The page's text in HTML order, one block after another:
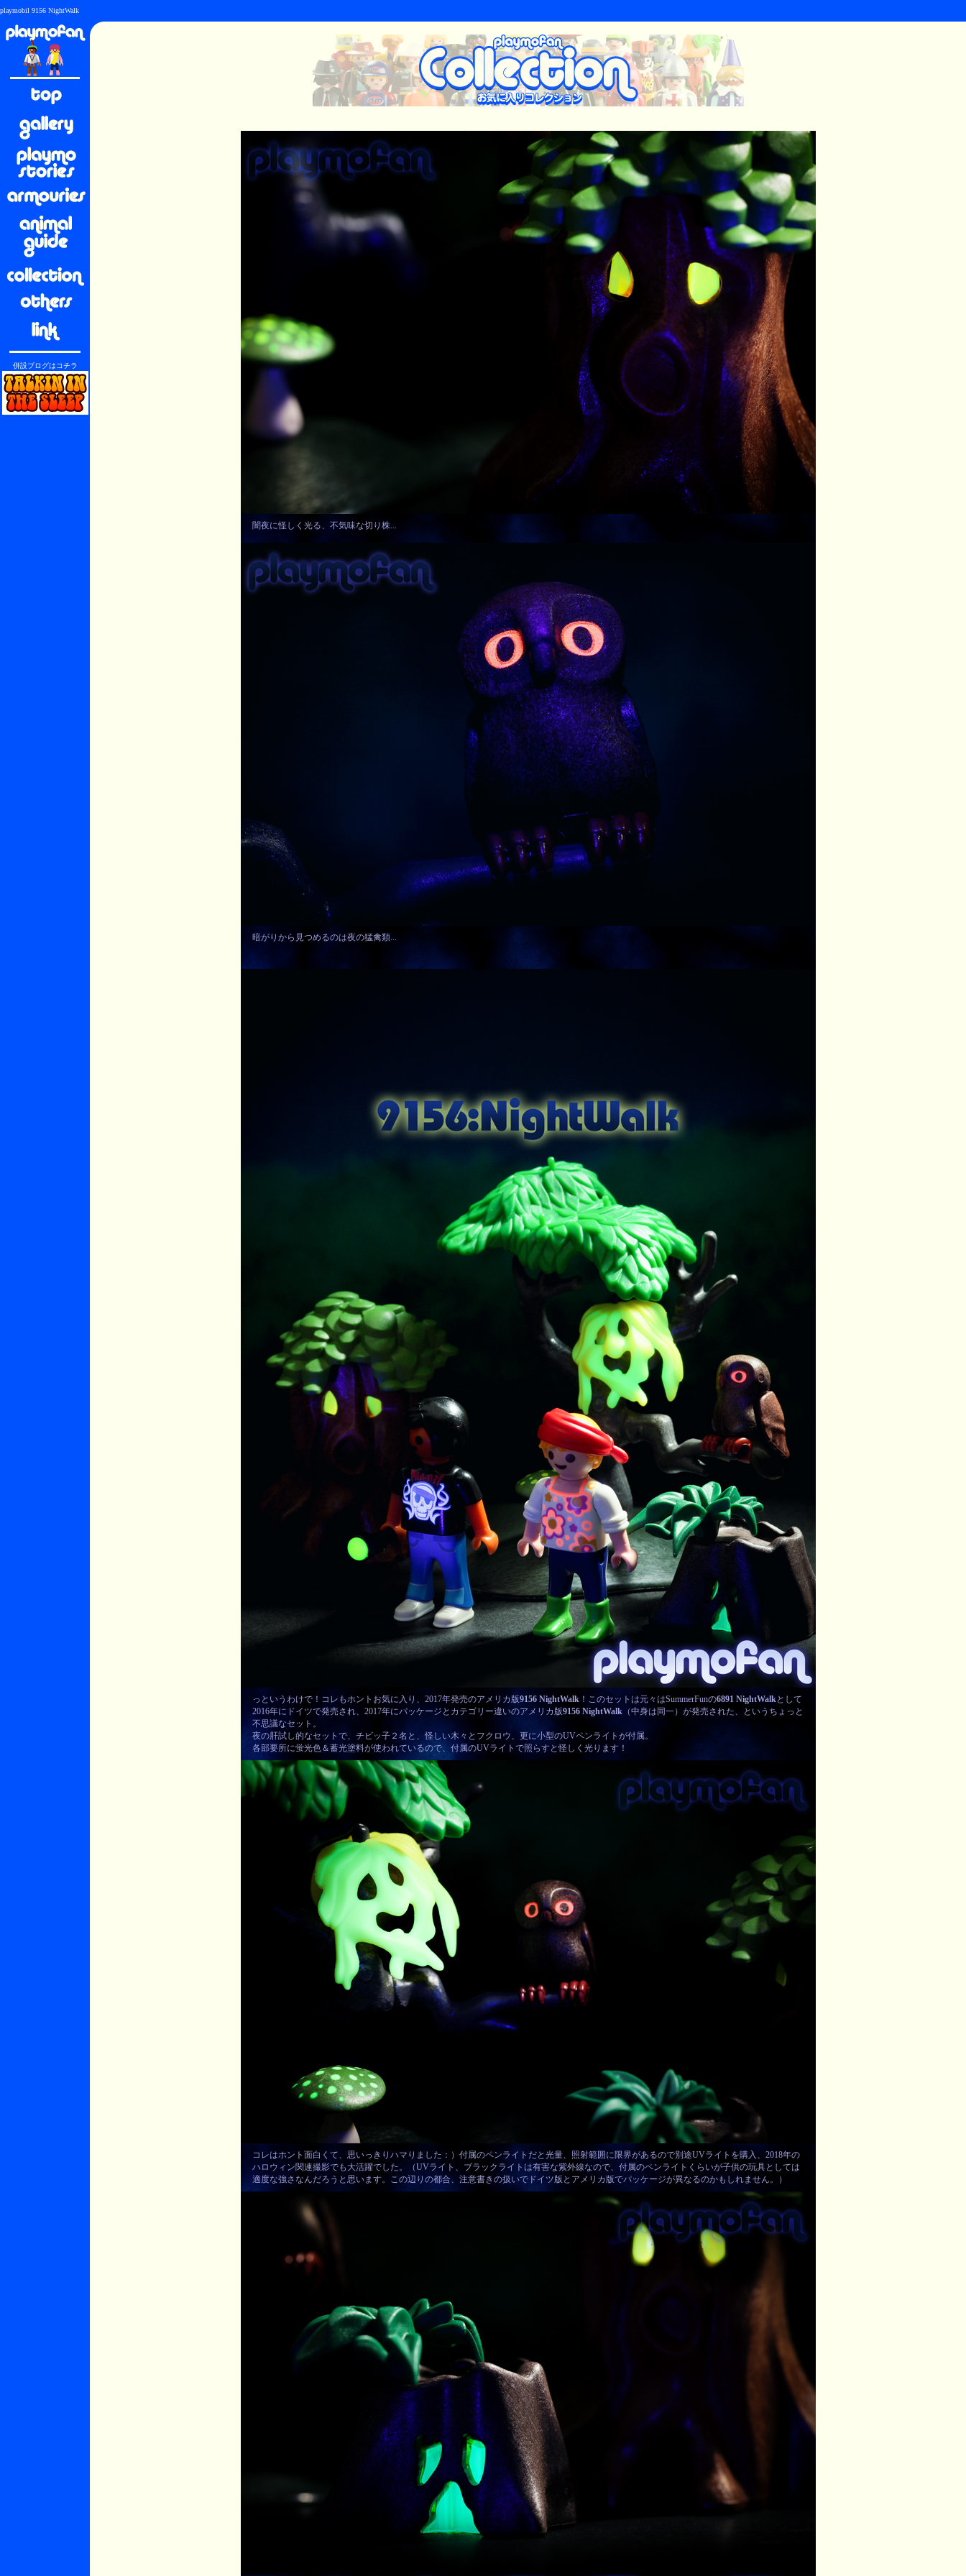
playmobil 9156 NightWalk
併設ブログはコチラ
闇夜に怪しく光る、不気味な切り株...
暗がりから見つめるのは夜の猛禽類...
っというわけで！コレもホントお気に入り、2017年発売のアメリカ版9156 NightWalk！このセットは元々はSummerFunの6891 NightWalkとして
2016年にドイツで発売され、2017年にパッケージとカテゴリー違いのアメリカ版9156 NightWalk（中身は同一）が発売された、というちょっと
不思議なセット。
夜の肝試し的なセットで、チビッ子２名と、怪しい木々とフクロウ、更に小型のUVペンライトが付属。
各部要所に蛍光色＆蓄光塗料が使われているので、付属のUVライトで照らすと怪しく光ります！
コレはホント面白くて、思いっきりハマりました：）付属のペンライトだと光量、照射範囲に限界があるので別途UVライトを購入、2018年の
ハロウィン関連撮影でも大活躍でした。（UVライト、ブラックライトは有害な紫外線なので、付属のペンライトくらいが子供の玩具としては
適度な強さなんだろうと思います。この辺りの都合、注意書きの扱いでドイツ版とアメリカ版でパッケージが異なるのかもしれません。）